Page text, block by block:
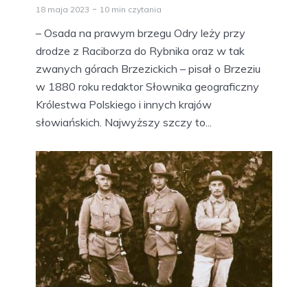
18 maja 2023 10 min czytania
– Osada na prawym brzegu Odry leży przy
drodze z Raciborza do Rybnika oraz w tak
zwanych górach Brzezickich – pisał o Brzeziu
w 1880 roku redaktor Słownika geograficzny
Królestwa Polskiego i innych krajów
słowiańskich. Najwyższy szczy to...